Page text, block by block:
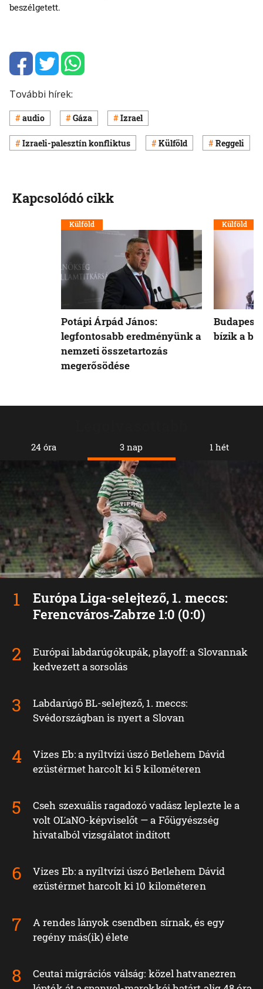
beszélgetett.
További hírek:
audio Gáza Izrael
Izraeli-palesztín konfliktus Külföld Reggeli
24 óra 3 nap
Európa Liga-selejtező, 1. meccs:
Ferencváros‑Zabrze 1:0 (0:0)
Európai labdarúgókupák, playoff: a Slovannak
kedvezett a sorsolás
Labdarúgó BL-selejtező, 1. meccs:
Svédországban is nyert a Slovan
Vizes Eb: a nyíltvízi úszó Betlehem Dávid
ezüstérmet harcolt ki 5 kilométeren
Cseh szexuális ragadozó vadász leplezte le a
volt OĽaNO-képviselőt — a Főügyészség
hivatalból vizsgálatot indított
Vizes Eb: a nyíltvízi úszó Betlehem Dávid
ezüstérmet harcolt ki 10 kilométeren
A rendes lányok csendben sírnak, és egy
regény más(ik) élete
Ceutai migrációs válság: közel hatvanezren
1 hét
Kapcsolódó cikk
Külföld
Potápi Árpád János:
legfontosabb eredményünk a
nemzeti összetartozás
megerősödése
Külföld
Budapest
bízik a